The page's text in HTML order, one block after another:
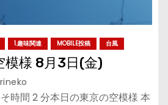
1.趣味関連 MOBILE投稿 台風
模様 8月3日(金)
時間 2 分本日の東京の空模様 本